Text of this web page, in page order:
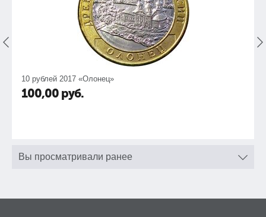
10 рублей 2017 «Олонец»
100,00 руб.
Вы просматривали ранее